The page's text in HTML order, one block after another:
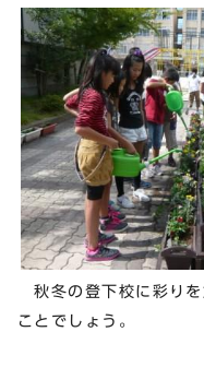
秋冬の登下校に彩りを
ことでしょう。